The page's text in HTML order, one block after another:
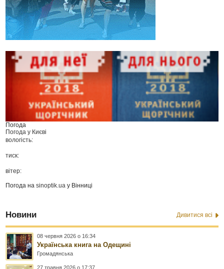
Погода
Погода у Києві
вологість:
тиск:
вітер:
Погода наsinoptik.ua у Вінниці
Новини Дивитися всі
08 червня 2026 о 16:34
Українська книга на Одещині
Громадянська
27 травня 2026 о 17:37